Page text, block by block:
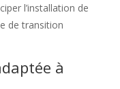
l’installation de
de transition
à